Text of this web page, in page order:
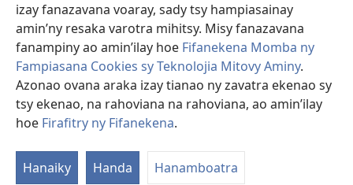
izay fanazavana voaray, sady tsy hampiasainay
amin’ny resaka varotra mihitsy. Misy fanazavana
fanampiny ao amin’ilay hoe Fifanekena Momba ny
Fampiasana Cookies sy Teknolojia Mitovy Aminy.
Azonao ovana araka izay tianao ny zavatra ekenao sy
tsy ekenao, na rahoviana na rahoviana, ao amin’ilay
hoe Firafitry ny Fifanekena.
Hanaiky Handa Hanamboatra
Watchtower Library ®
Copyright© 2026 Watch Tower Bible and Tract Society of Pennsylvania.
FIFANEKENA| FIFANEKENA MOMBA NY TSIAMBARATELO
NY FIFANEKENA